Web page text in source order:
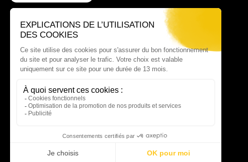
Où nous trouver ?
60 rue Victor Le Vigoureux,
97410 Saint Pierre